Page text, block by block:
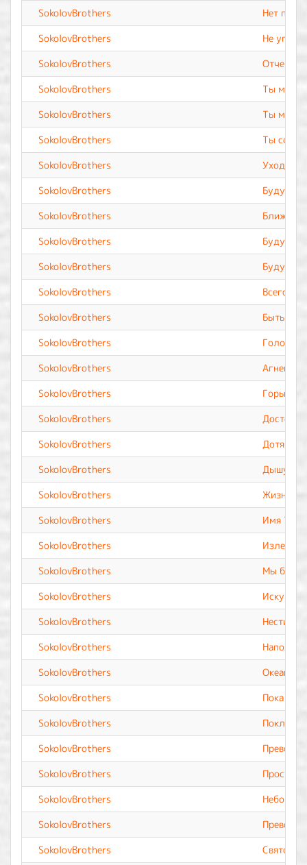
SokolovBrothers
Нет
SokolovBrothers
Не
SokolovBrothers
Отче наш
SokolovBrothers
Ты мой
SokolovBrothers
Ты мой
SokolovBrothers
Ты со
SokolovBrothers
Уходя к
SokolovBrothers
Буду
SokolovBrothers
Ближе к
SokolovBrothers
Буду
SokolovBrothers
Буду
SokolovBrothers
Всего
SokolovBrothers
Быть
SokolovBrothers
Голос
SokolovBrothers
Агнец
SokolovBrothers
Горы
SokolovBrothers
Достоин
SokolovBrothers
Дотянусь
SokolovBrothers
Дышу
SokolovBrothers
Жизнь
SokolovBrothers
Имя Твоё
SokolovBrothers
Излей
SokolovBrothers
Мы
SokolovBrothers
SokolovBrothers
Нести
SokolovBrothers
Наполни
SokolovBrothers
Океан
SokolovBrothers
Пока
SokolovBrothers
SokolovBrothers
SokolovBrothers
Прости
SokolovBrothers
Небом
SokolovBrothers
SokolovBrothers
Святой